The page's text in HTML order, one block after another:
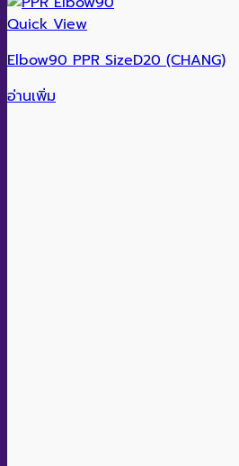
Quick View
Elbow90 PPR SizeD20 (CHANG)
อ่านเพิ่ม